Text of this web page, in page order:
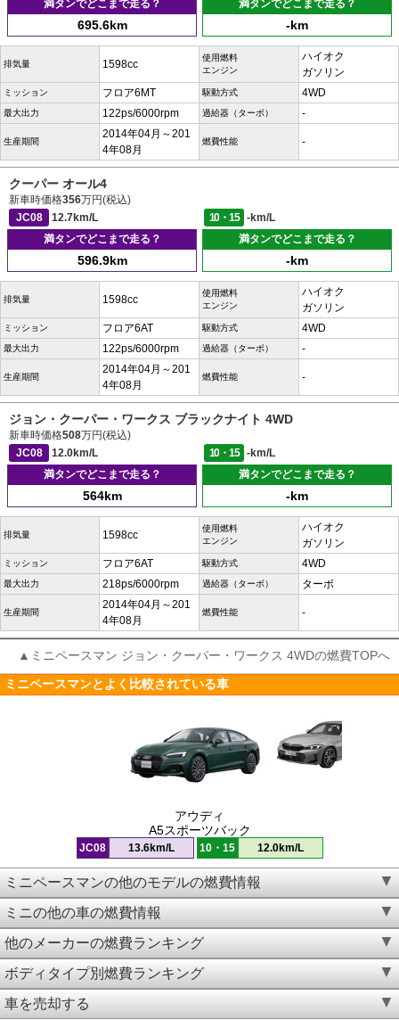
満タンでどこまで走る？
695.6km
満タンでどこまで走る？
-km
排気量 1598cc
使用燃料
エンジン
ハイオク
ガソリン
ミッション フロア6MT 駆動方式 4WD
最大出力 122ps/6000rpm 過給器（ターボ） -
生産期間
2014年04月～201
4年08月
燃費性能 -
クーパー オール4
新車時価格356万円(税込)
JC08
12.7km/L 10・15
-km/L
満タンでどこまで走る？
596.9km
満タンでどこまで走る？
-km
排気量 1598cc
使用燃料
エンジン
ハイオク
ガソリン
ミッション フロア6AT 駆動方式 4WD
最大出力 122ps/6000rpm 過給器（ターボ） -
生産期間
2014年04月～201
4年08月
燃費性能 -
ジョン・クーパー・ワークス ブラックナイト 4WD
新車時価格508万円(税込)
JC08
12.0km/L 10・15
-km/L
満タンでどこまで走る？
564km
満タンでどこまで走る？
-km
排気量 1598cc
使用燃料
エンジン
ハイオク
ガソリン
ミッション フロア6AT 駆動方式 4WD
最大出力 218ps/6000rpm 過給器（ターボ） ターボ
生産期間
2014年04月～201
4年08月
燃費性能 -
▲ミニペースマン ジョン・クーパー・ワークス 4WDの燃費TOPへ
ミニペースマンとよく比較されている車
アウディ
A5スポーツバック
JC08 13.6km/L 10・15 12.0km/L
ミニペースマンの他のモデルの燃費情報
ミニの他の車の燃費情報
他のメーカーの燃費ランキング
ボディタイプ別燃費ランキング
車を売却する